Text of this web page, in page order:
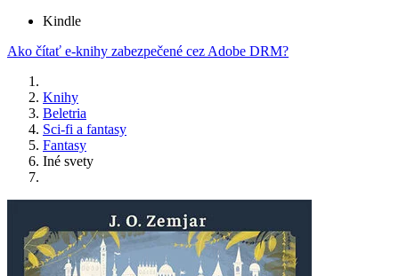
Kindle
Ako čítať e-knihy zabezpečené cez Adobe DRM?
Knihy
Beletria
Sci-fi a fantasy
Fantasy
Iné svety